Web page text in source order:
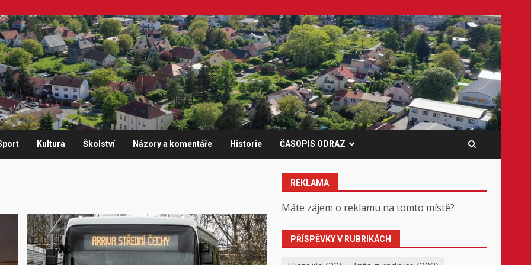
Kultura Školství Názory a komentáře Historie ČASOPIS ODRAZ
REKLAMA
Máte zájem o reklamu na tomto místě?
PŘÍSPĚVKY V RUBRIKÁCH